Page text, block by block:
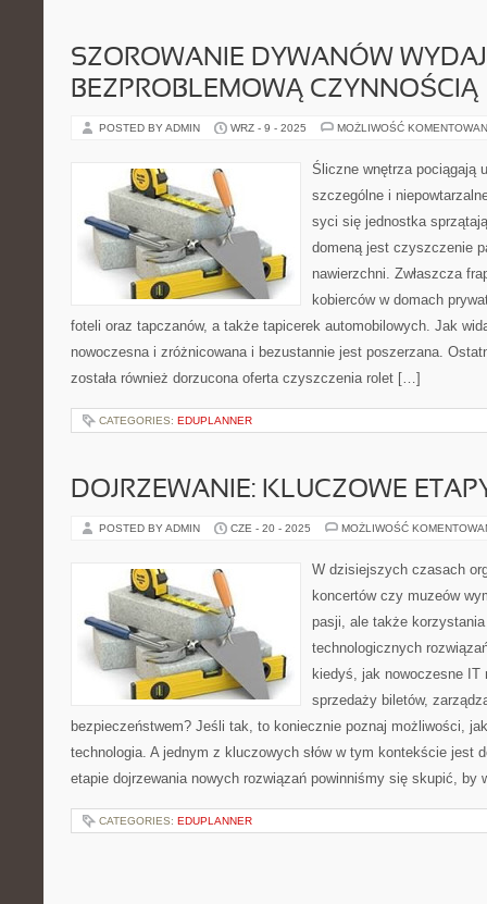
SZOROWANIE DYWANÓW
BEZPROBLEMOWĄ CZYNNOŚCIĄ
POSTED BY ADMIN WRZ - 9 - 2025 MOŻLIWOŚĆ
Śliczne wnętrza pociągają
szczególne i
syci się jednostka
domeną jest czyszczenie
nawierzchni. Zwłaszcza
kobierców w domach
foteli oraz tapczanów, a także tapicerek automobilowych. Jak
nowoczesna i zróżnicowana i bezustannie jest poszerzana.
została również dorzucona oferta czyszczenia rolet […]
CATEGORIES: EDUPLANNER
DOJRZEWANIE: KLUCZOWE
POSTED BY ADMIN CZE - 20 - 2025 MOŻLIWOŚĆ
W dzisiejszych czasach
koncertów czy muzeów
pasji, ale także
technologicznych
kiedyś, jak nowoczesne IT
sprzedaży biletów,
bezpieczeństwem? Jeśli tak, to koniecznie poznaj możliwości,
technologia. A jednym z kluczowych słów w tym kontekście jest
etapie dojrzewania nowych rozwiązań powinniśmy się skupić,
CATEGORIES: EDUPLANNER